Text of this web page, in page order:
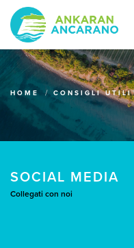
HOME CONSIGLI UTILI
SOCIAL MEDIA
Collegati con noi